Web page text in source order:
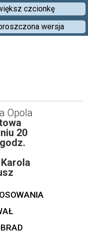
czcionkę
wersja
Opola
20